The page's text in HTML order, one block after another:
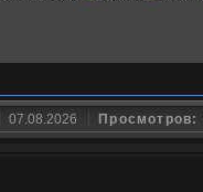
07.08.2026 Просмотров: